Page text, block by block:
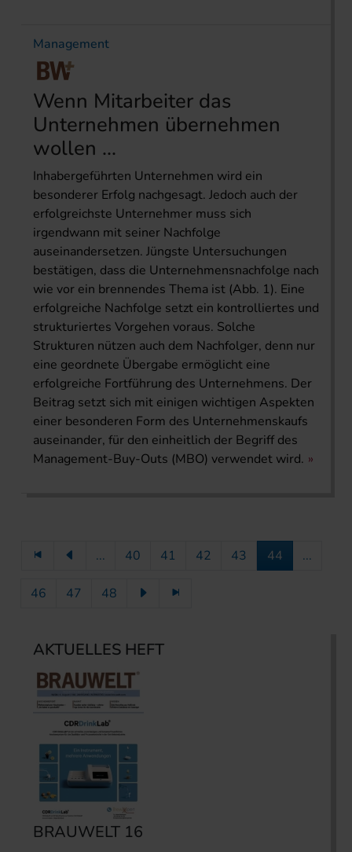
Management
Wenn Mitarbeiter das
Unternehmen übernehmen
wollen ...
Inhabergeführten Unternehmen wird ein
besonderer Erfolg nachgesagt. Jedoch auch der
erfolgreichste Unternehmer muss sich
irgendwann mit seiner Nachfolge
auseinandersetzen. Jüngste Untersuchungen
bestätigen, dass die Unternehmensnachfolge nach
wie vor ein brennendes Thema ist (Abb. 1). Eine
erfolgreiche Nachfolge setzt ein kontrolliertes und
strukturiertes Vorgehen voraus. Solche
Strukturen nützen auch dem Nachfolger, denn nur
eine geordnete Übergabe ermöglicht eine
erfolgreiche Fortführung des Unternehmens. Der
Beitrag setzt sich mit einigen wichtigen Aspekten
einer besonderen Form des Unternehmenskaufs
auseinander, für den einheitlich der Begriff des
Management-Buy-Outs (MBO) verwendet wird.
... 40 41 42 43 44 ...
46 47 48
AKTUELLES HEFT
BRAUWELT 16